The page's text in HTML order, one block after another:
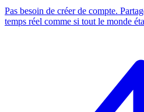
Pas besoin de créer de compte.
temps réel comme si tout le monde